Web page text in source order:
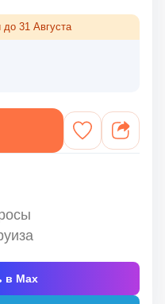
до 31 Августа
в Max